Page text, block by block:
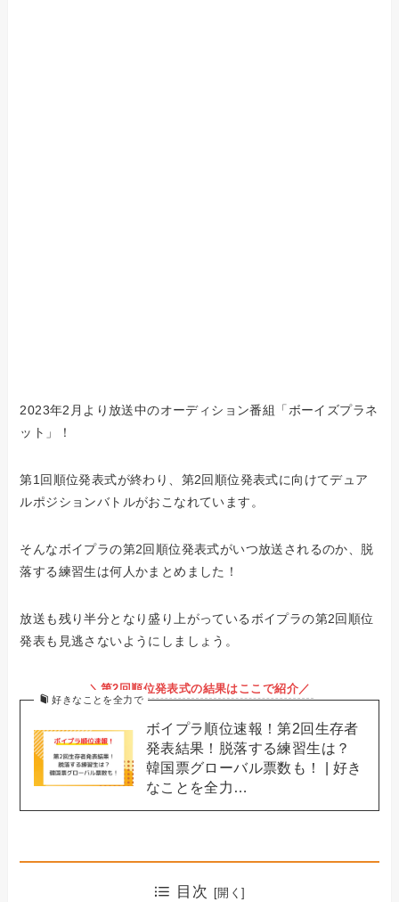
2023年2月より放送中のオーディション番組「ボーイズプラネ
ット」！
第1回順位発表式が終わり、第2回順位発表式に向けてデュア
ルポジションバトルがおこなれています。
そんなボイプラの第2回順位発表式がいつ放送されるのか、脱
落する練習生は何人かまとめました！
放送も残り半分となり盛り上がっているボイプラの第2回順位
発表も見逃さないようにしましょう。
＼第2回順位発表式の結果はここで紹介／
好きなことを全力で
ボイプラ順位速報！第2回生存者
発表結果！脱落する練習生は？
韓国票グローバル票数も！ | 好き
なことを全力…
目次